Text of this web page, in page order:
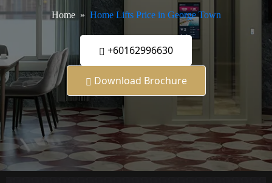
Home Home Lifts Price in George Town
+60162996630
Download Brochure